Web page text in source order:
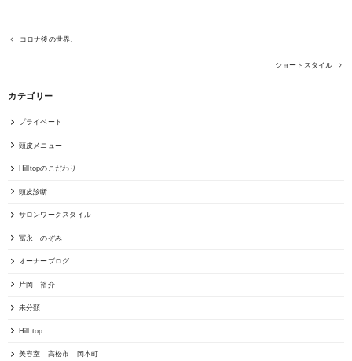
コロナ後の世界。
ショートスタイル
カテゴリー
プライベート
頭皮メニュー
Hilltopのこだわり
頭皮診断
サロンワークスタイル
冨永 のぞみ
オーナーブログ
片岡 裕介
未分類
Hill top
美容室 高松市 岡本町